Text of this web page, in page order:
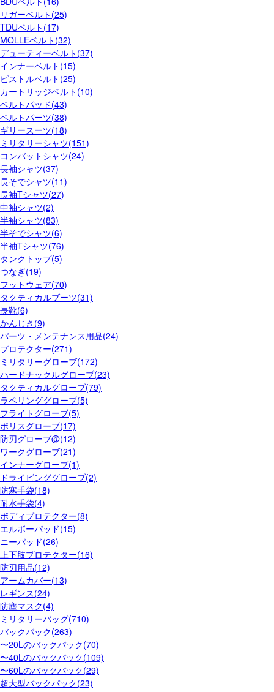
リガーベルト(25)
TDUベルト(17)
MOLLEベルト(32)
デューティーベルト(37)
インナーベルト(15)
ピストルベルト(25)
カートリッジベルト(10)
ベルトパッド(43)
ベルトパーツ(38)
ギリースーツ(18)
ミリタリーシャツ(151)
コンバットシャツ(24)
長袖シャツ(37)
長そでシャツ(11)
長袖Tシャツ(27)
中袖シャツ(2)
半袖シャツ(83)
半そでシャツ(6)
半袖Tシャツ(76)
タンクトップ(5)
つなぎ(19)
フットウェア(70)
タクティカルブーツ(31)
長靴(6)
かんじき(9)
パーツ・メンテナンス用品(24)
プロテクター(271)
ミリタリーグローブ(172)
ハードナックルグローブ(23)
タクティカルグローブ(79)
ラペリンググローブ(5)
フライトグローブ(5)
ポリスグローブ(17)
防刃グローブ@(12)
ワークグローブ(21)
インナーグローブ(1)
ドライビンググローブ(2)
防寒手袋(18)
耐水手袋(4)
ボディプロテクター(8)
エルボーパッド(15)
ニーパッド(26)
上下肢プロテクター(16)
防刃用品(12)
アームカバー(13)
レギンス(24)
防塵マスク(4)
ミリタリーバッグ(710)
バックパック(263)
〜20Lのバックパック(70)
〜40Lのバックパック(109)
〜60Lのバックパック(29)
超大型バックパック(23)